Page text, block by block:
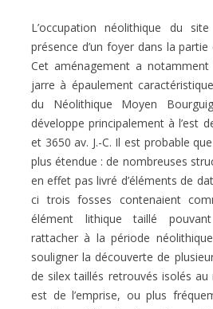
L’occupation néolithique du
présence d’un foyer dans la partie
Cet aménagement a notamment
jarre à épaulement
du Néolithique Moyen
développe principalement à l’est
et 3650 av. J.-C. Il est probable
plus étendue : de nombreuses
en effet pas livré d’éléments de
ci trois fosses contenaient
élément lithique taillé
rattacher à la période
souligner la découverte de
de silex taillés retrouvés isolés
est de l’emprise, ou plus